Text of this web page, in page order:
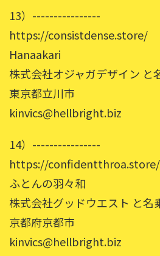
13）----------------
https://consistdense.store/
Hanaakari
株式会社オジャガデザイン と
東京都立川市
kinvics@hellbright.biz
14）----------------
https://confidentthroa.store/
ふとんの羽々和
株式会社グッドウエスト と名
京都府京都市
kinvics@hellbright.biz